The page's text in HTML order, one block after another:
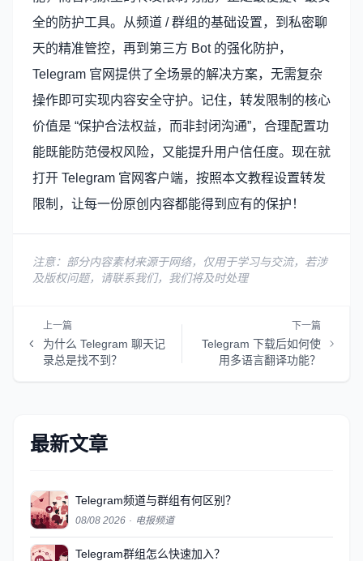
全的防护工具。从频道 / 群组的基础设置，到私密聊
天的精准管控，再到第三方 Bot 的强化防护，
Telegram 官网提供了全场景的解决方案，无需复杂
操作即可实现内容安全守护。记住，转发限制的核心
价值是 “保护合法权益，而非封闭沟通”，合理配置功
能既能防范侵权风险，又能提升用户信任度。现在就
打开 Telegram 官网客户端，按照本文教程设置转发
限制，让每一份原创内容都能得到应有的保护！
注意：部分内容素材来源于网络，仅用于学习与交流，若涉
及版权问题，请联系我们，我们将及时处理
上一篇
为什么 Telegram 聊天记
录总是找不到？
下一篇
Telegram 下载后如何使
用多语言翻译功能？
最新文章
Telegram频道与群组有何区别？
08/08 2026 · 电报频道
Telegram群组怎么快速加入？